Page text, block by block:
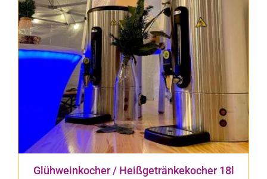
Glühweinkocher / Heißgetränkekocher 18l